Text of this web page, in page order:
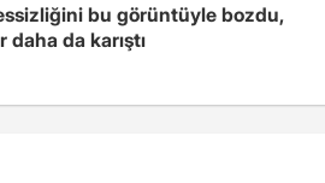
bu görüntüyle bozdu,
daha da karıştı